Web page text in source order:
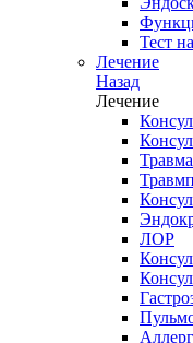
Тест
Лечение
Назад
Лечение
ЛОР